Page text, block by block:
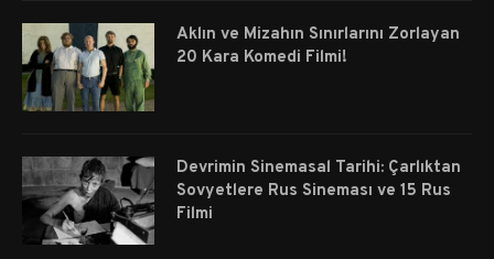
Aklın ve Mizahın Sınırlarını Zorlayan
20 Kara Komedi Filmi!
Devrimin Sinemasal Tarihi: Çarlıktan
Sovyetlere Rus Sineması ve 15 Rus
Filmi